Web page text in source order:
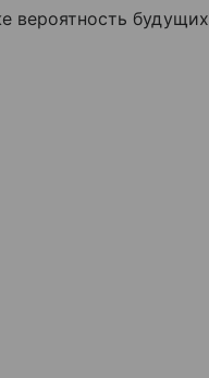
вероятность будущих